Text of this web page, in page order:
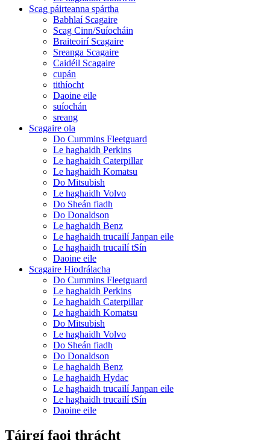
Scag páirteanna spártha
Babhlaí Scagaire
Scag Cinn/Suíocháin
Braiteoirí Scagaire
Sreanga Scagaire
Caidéil Scagaire
cupán
tithíocht
Daoine eile
suíochán
sreang
Scagaire ola
Do Cummins Fleetguard
Le haghaidh Perkins
Le haghaidh Caterpillar
Le haghaidh Komatsu
Do Mitsubish
Le haghaidh Volvo
Do Sheán fiadh
Do Donaldson
Le haghaidh Benz
Le haghaidh trucailí Janpan eile
Le haghaidh trucailí tSín
Daoine eile
Scagaire Hiodrálacha
Do Cummins Fleetguard
Le haghaidh Perkins
Le haghaidh Caterpillar
Le haghaidh Komatsu
Do Mitsubish
Le haghaidh Volvo
Do Sheán fiadh
Do Donaldson
Le haghaidh Benz
Le haghaidh Hydac
Le haghaidh trucailí Janpan eile
Le haghaidh trucailí tSín
Daoine eile
Táirgí faoi thrácht